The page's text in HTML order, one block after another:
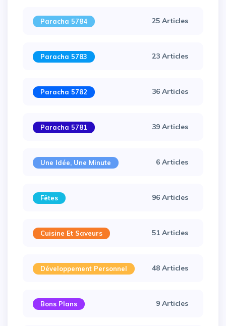
Paracha 5784 25 Articles
Paracha 5783 23 Articles
Paracha 5782 36 Articles
Paracha 5781 39 Articles
Une Idée, Une Minute 6 Articles
Fêtes 96 Articles
Cuisine Et Saveurs 51 Articles
Développement Personnel 48 Articles
Bons Plans 9 Articles